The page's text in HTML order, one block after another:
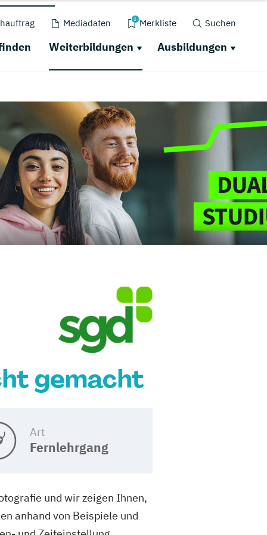
Mediadaten 0 Merkliste Suchen
Weiterbildungen Ausbildungen
gemacht
Art
Fernlehrgang
und wir zeigen Ihnen,
anhand von Beispiele und